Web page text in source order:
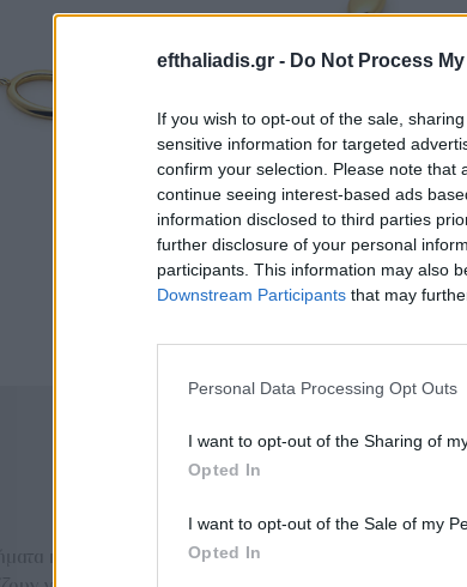
efthaliadis.gr - Do Not Process
If you wish to opt-out of the sale,
sensitive information for targeted
confirm your selection. Please note
continue seeing interest-based ads
information disclosed to third parties
further disclosure of your personal
participants. This information may also
Downstream Participants that may
Personal Data Processing Opt Outs
I want to opt-out of the Sharing of
Opted In
I want to opt-out of the Sale of my
Opted In
που αγαπήθηκαν περισσότερο! Εδώ θα βρείτε τις